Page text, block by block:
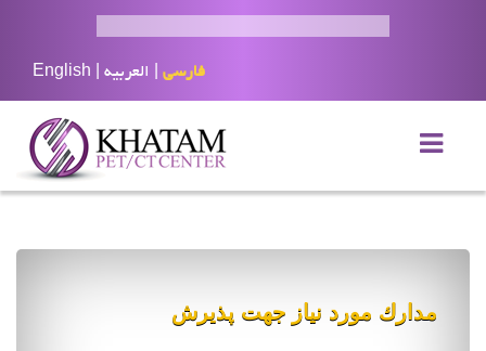
فارسی العربيه English
مدارك مورد نياز جهت پذيرش